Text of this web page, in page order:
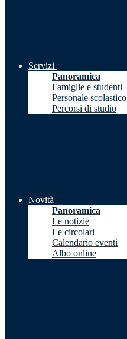
Servizi
Panoramica
Famiglie e studenti
Personale scolastico
Percorsi di studio
Novità
Panoramica
Le notizie
Le circolari
Calendario eventi
Albo online